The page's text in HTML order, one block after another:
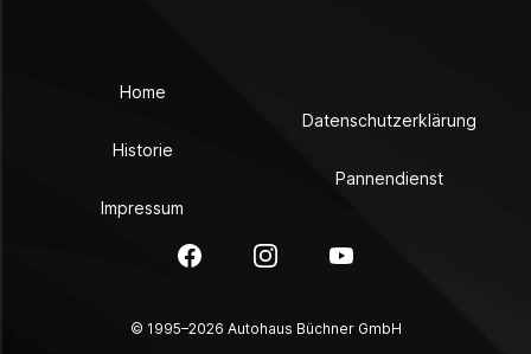
Home
Historie
Impressum
Datenschutzerklärung
Pannendienst
FacebookInstagramYouTube
© 1995–2026 Autohaus Büchner GmbH